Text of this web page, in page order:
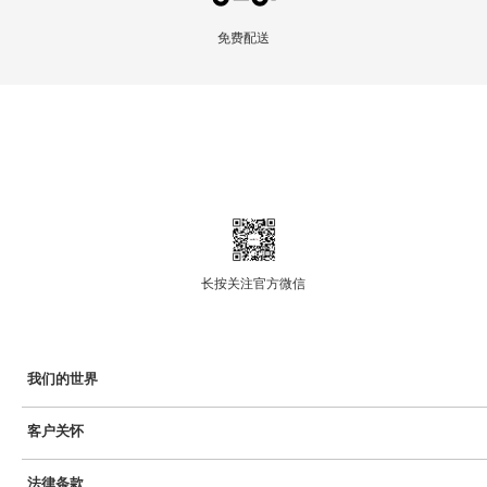
免费配送
长按关注官方微信
我们的世界
Swatch热爱艺术
SISTEM51
客户关怀
用户手册